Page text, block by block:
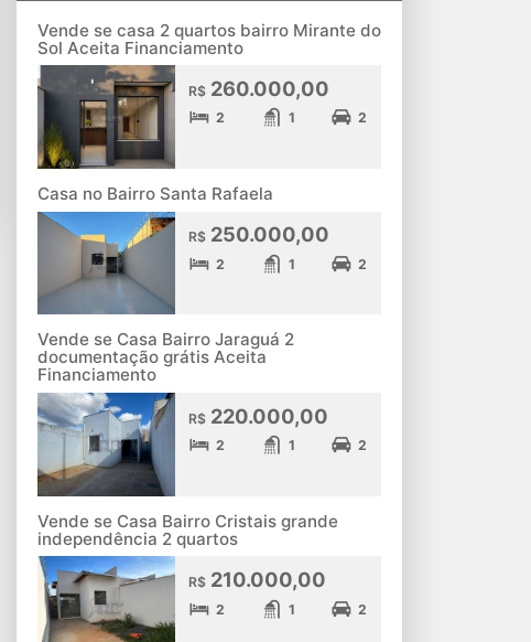
Vende se casa 2 quartos bairro Mirante do
Sol Aceita Financiamento
R$260.000,00
2 1 2
Casa no Bairro Santa Rafaela
R$250.000,00
2 1 2
Vende se Casa Bairro Jaraguá 2
documentação grátis Aceita
Financiamento
R$220.000,00
2 1 2
Vende se Casa Bairro Cristais grande
independência 2 quartos
R$210.000,00
2 1 2